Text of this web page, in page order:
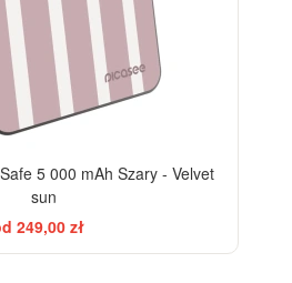
5 000 mAh Szary - Velvet
sun
249,00 zł